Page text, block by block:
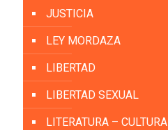
JUSTICIA
LEY MORDAZA
LIBERTAD
LIBERTAD SEXUAL
LITERATURA – CULTURA